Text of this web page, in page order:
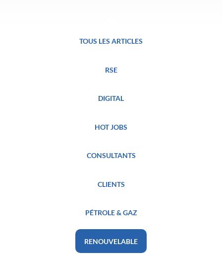
TOUS LES ARTICLES
RSE
DIGITAL
HOT JOBS
CONSULTANTS
CLIENTS
PÉTROLE & GAZ
RENOUVELABLE